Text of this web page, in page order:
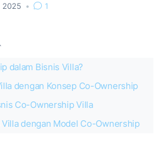
2025 •
1
dalam Bisnis Villa?
dengan Konsep Co-Ownership
Co-Ownership Villa
dengan Model Co-Ownership